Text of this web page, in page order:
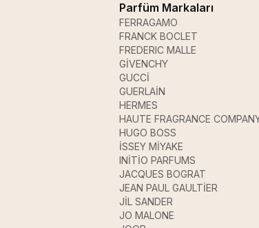
Parfüm Markaları
FERRAGAMO
FRANCK BOCLET
FREDERIC MALLE
GİVENCHY
GUCCİ
GUERLAİN
HERMES
HAUTE FRAGRANCE
HUGO BOSS
İSSEY MİYAKE
INİTİO PARFUMS
JACQUES BOGRAT
JEAN PAUL GAULTİER
JİL SANDER
JO MALONE